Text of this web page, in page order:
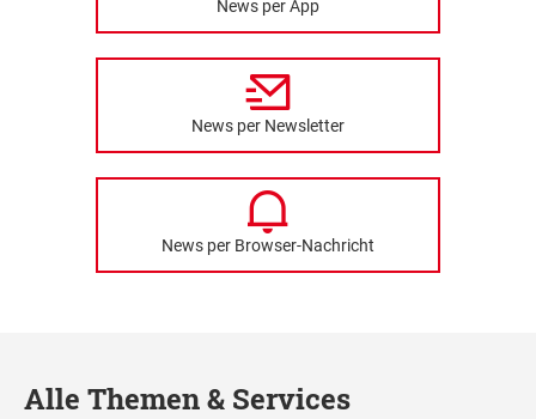
News per App
News per Newsletter
News per Browser-Nachricht
Alle Themen & Services